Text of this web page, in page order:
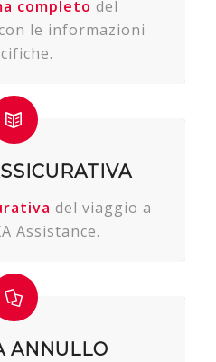
completo del
le informazioni
del viaggio a
Assistance.
ANNULLO